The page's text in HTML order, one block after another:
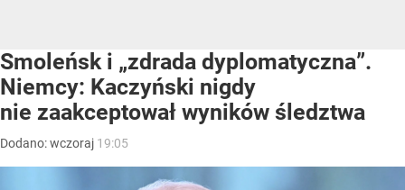
Smoleńsk i „zdrada dyplomatyczna”.
Niemcy: Kaczyński nigdy
nie zaakceptował wyników śledztwa
Dodano:wczoraj 19:05